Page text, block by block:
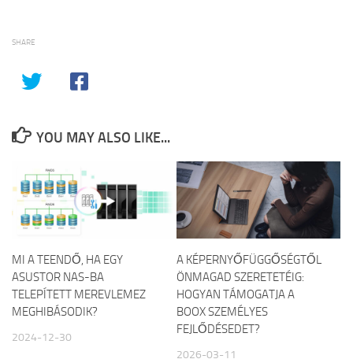
SHARE
YOU MAY ALSO LIKE...
MI A TEENDŐ, HA EGY
ASUSTOR NAS-BA
TELEPÍTETT MEREVLEMEZ
MEGHIBÁSODIK?
2024-12-30
A KÉPERNYŐFÜGGŐSÉGTŐL
ÖNMAGAD SZERETETÉIG:
HOGYAN TÁMOGATJA A
BOOX SZEMÉLYES
FEJLŐDÉSEDET?
2026-03-11